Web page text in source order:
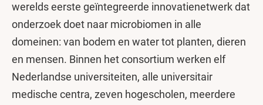
werelds eerste geïntegreerde innovatienetwerk dat
onderzoek doet naar microbiomen in alle
domeinen: van bodem en water tot planten, dieren
en mensen. Binnen het consortium werken elf
Nederlandse universiteiten, alle universitair
medische centra, zeven hogescholen, meerdere